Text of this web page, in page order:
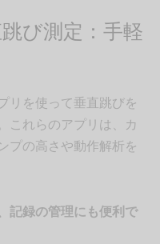
び測定：手軽
リを使って垂直跳びを
これらのアプリは、カ
プの高さや動作解析を
記録の管理にも便利で